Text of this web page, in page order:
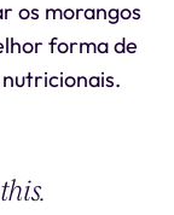
os morangos
forma de